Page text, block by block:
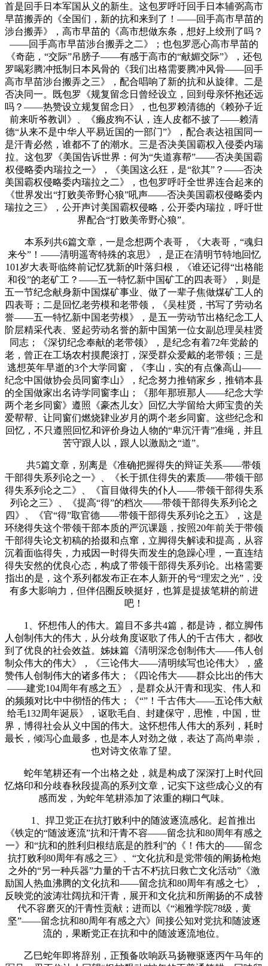
首是回手日本军国从义的新生。这包罗呼吁回手日本辅弼高市
早苗搬弄的《全国们，新的抗和来到了！——回手高市早苗的
涉台搬弄》，高市早苗的《高市想做东条，想好上绞刑了吗？
——回手高市早苗涉台搬弄之二》；也包罗恶心高市早苗的
《奇葩，“交际”吊膀子——有感于高市的“献媚交际”》，还包
罗喝彩腾冲抵制日本风骨的《我们出格需要腾冲风骨——回手
高市早苗涉台搬弄之三》，配合唱响了新的抗和从旋律。二是
否决同一。既包罗《规复留念日曾经设立，回到母亲怀抱还远
吗？——热赞设立规复留念日》，也包罗赖清德的《赖孙子近
前来听爷教训》、《癞皮狗不认，连人皮都不披了——赖清
德“从来不是中华人平易近国的一部门”》，配合表达祖国同一
是汗青必然，谁都不了的潮水。三是否决美国霸权入侵委内瑞
拉。这包罗《美国告诉世界：何为“失道寡帮”——否决美国霸
权侵略委内瑞拉之一》，《美国这么狂，是“欲其”？——否决
美国霸权侵略委内瑞拉之二》，也包罗呼吁全世界连合起来的
《世界发出“打败美帝野心狼”吼声——否决美国霸权侵略委内
瑞拉之三》，公开声讨美国霸权侵略，公开委内瑞拉，呼吁世
界配合“打败美帝野心狼”。
本系列共6篇文章，一是念想两个表哥，《大表哥，“魂归
来兮”！——清明遥寄特殊的哀思》，是正在清明节特地回忆
101岁大表哥临终前记忆犹新的叶落归根，《谁还记得“出格能
和役”的老矿工？——五一特忆新中国矿工的四表哥》，则是
五一节纪念献身新中国煤矿事业、做了一辈子焦做煤矿工人的
四表哥；二是回忆老劳模和老带领，《吴桂贤，书写了劳动名
誉——五一特忆新中国老劳模》，是五一劳动节出格纪念工人
阶层精采代表、竖起劳动名誉的新中国第一位女副总理吴桂贤
同志；《深切纪念奉献的老带领》，是纪念有着72年党龄的
老，曾正在工场农村摸爬滚打，深受群众爱戴的老带领；三是
逃想英年早逝的3个大学同窗，《李山，实的有点像高山——
纪念中国做协会员同窗李山》，纪念努力推销家乡，推销本县
的全国做家出名诗学同窗李山；《那年那班那人——纪念大学
两个老乡同窗》遵照《豪杰儿女》回忆大学留给大师宝贵的关
爱帮帮、让同窗们燃烧肄业岁月的两个老乡同窗。这些纪念和
回忆，不只遵照回忆和评价身边人物的“卑沉汗青”准绳，并且
苦守跟人以，跟人以激励之“道”。
共5篇文章，别离是《准确把握得失的辩证关系——带领
干部得失系列论之一》、《长于抓住得失的素质——带领干部
得失系列论之二》、《盲目做得失的仆人——带领干部得失系
列论之三》、《提高“得”的档次——带领干部得失系列论之
四》、《官“得”取官德——带领干部得失系列论之五》，这是
环绕得失这个带领干部本质的严沉课题，按照20年前关于带领
干部得失论文初稿的拾掇和点窜，立脚得失解读和提高，从容
沉着面临得失，力戒因一时得失而发生的急躁心理，一直连结
得失安然的优良心态，构成了带领干部得失系列论。出格需要
指出的是，这个系列都发布正在本人新开的号“理宏之光”，没
有多大影响力，但伴侣圈反映挺好，也算是提拔笔耕的前进
吧！
1、怀想伟人的伟大。篇目不多共4篇，都是诗，都立脚伟
人创制伟大的伟大，从分歧角度讴歌了伟人的千古伟大，都收
到了优良的社会效益。姊妹篇《清明深念创制伟大——伟人创
制众伟大的伟大》，《三论伟大——清明续写也论伟大》，盛
赞伟人创制伟大的诸多伟大；《四论伟大——群众比出的伟大
——建党104周年有感之五》，是群众从汗青和现实、伟人和
的频频对比中中彻悟的伟大；《“”！千古伟大——五论伟大献
给毛132周年诞辰》，讴歌毛自、封建保守，思惟，中国，世
界，博得社会从义中国的伟大。这怀想伟人伟大的系列，耗时
最长，倾泻心血最多，也是本人对劲之做，表达了高尚卑崇，
也对诗文依靠了望。
蛇年笔耕还有一个出格之处，就是构成了深深打上时代回
忆烙印和分歧春秋段提高的系列文章，记实下这些成心义的有
感而发，为蛇年笔耕添加了浓重的糊口气味。
1、捍卫党正在抗打败利中的随波逐流感化。起首推出
《铁定的“随波逐流”抗和汗青不容——留念抗和80周年有感之
一》和“抗和的胜利归根结底是的胜利”的《！伟大的——留念
抗打败利80周年有感之三》、“文化抗和是党带领的阐扬枪炮
之外的“另一种兵器”力量的千古不朽抗日救亡文化活动”《激
励国人热血沸腾的文化抗和——留念抗和80周年有感之七》，
反映党的波涛壮阔抗和汗青，展开和文化抗和所阐扬的不成替
代不容磨灭的汗青性贡献；进而以《“湘雅学院78级，黄
坚”——留念抗和80周年有感之六》间接公知对党抗和随波逐
流的，果断党正在抗和中的随波逐流地位。
乙巳蛇年即将辞别，正预备吹响跃马扬鞭驱逐丙午马年的